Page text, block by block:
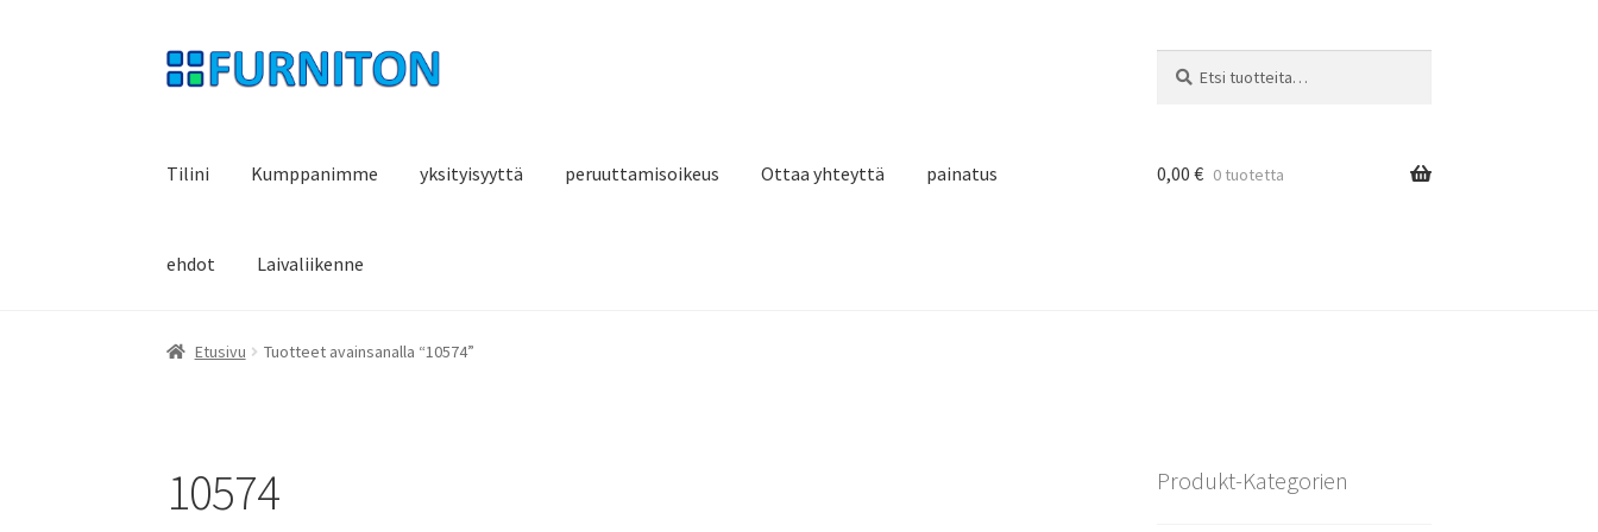
Siirry
navigointiin
Siirry
sisältöön
Tilini Kumppanimme yksityisyyttä peruuttamisoikeus Ottaa yhteyttä painatus
ehdot Laivaliikenne
0,00 € 0 tuotetta
Etusivu Tuotteet avainsanalla “10574”
10574 Produkt-Kategorien